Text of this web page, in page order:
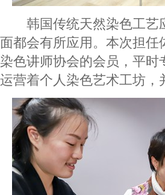
韩国传统天然染色工艺
面都会有所应用。本次担
染色讲师协会的会员，平
运营着个人染色艺术工坊